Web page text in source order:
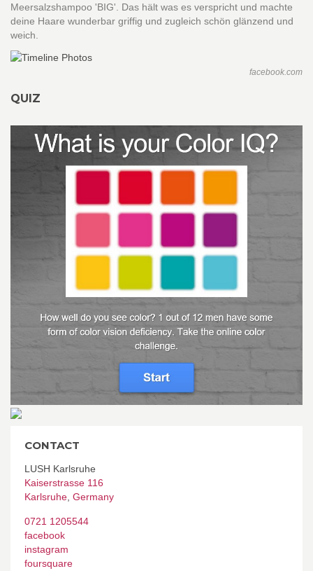
Meersalzshampoo 'BIG'. Das hält was es verspricht und machte
deine Haare wunderbar griffig und zugleich schön glänzend und
weich.
facebook.com
QUIZ
CONTACT
LUSH Karlsruhe
Kaiserstrasse 116
Karlsruhe, Germany
0721 1205544
facebook
instagram
foursquare